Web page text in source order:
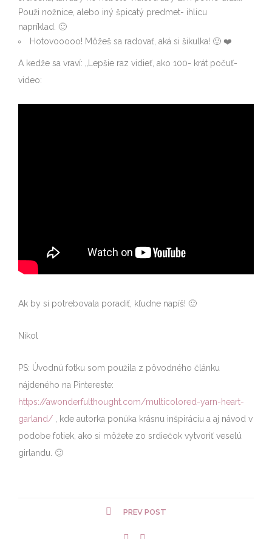
Použi nožnice, alebo iný špicatý predmet- ihlicu
napríklad. 🙂
Hotovooooo! Môžeš sa radovať, aká si šikulka! 🙂 ❤️
A kedže sa vraví: „Lepšie raz vidieť, ako 100- krát počuť-
video:
Ak by si potrebovala poradiť, kľudne napíš! 🙂
Nikol
PS: Úvodnú fotku som použila z pôvodného článku
nájdeného na Pintereste:
https://awonderfulthought.com/multicolored-yarn-heart-
garland/ , kde autorka ponúka krásnu inšpiráciu a aj návod v
podobe fotiek, ako si môžete zo srdiečok vytvoriť veselú
girlandu. 🙂
PREV POST